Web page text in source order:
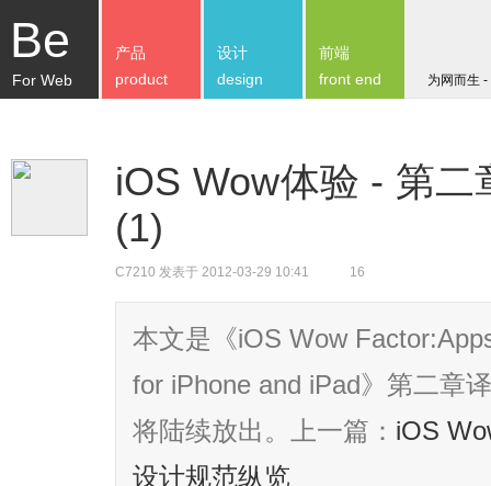
Be
For Web 为网而生
产品
product
设计
design
前端
front end
iOS Wow体验 - 第
(1)
C7210 发表于 2012-03-29 10:41 16
本文是《iOS Wow
for iPhone and iPad》第二章
将陆续放出。上一篇： iOS
设计规范纵览